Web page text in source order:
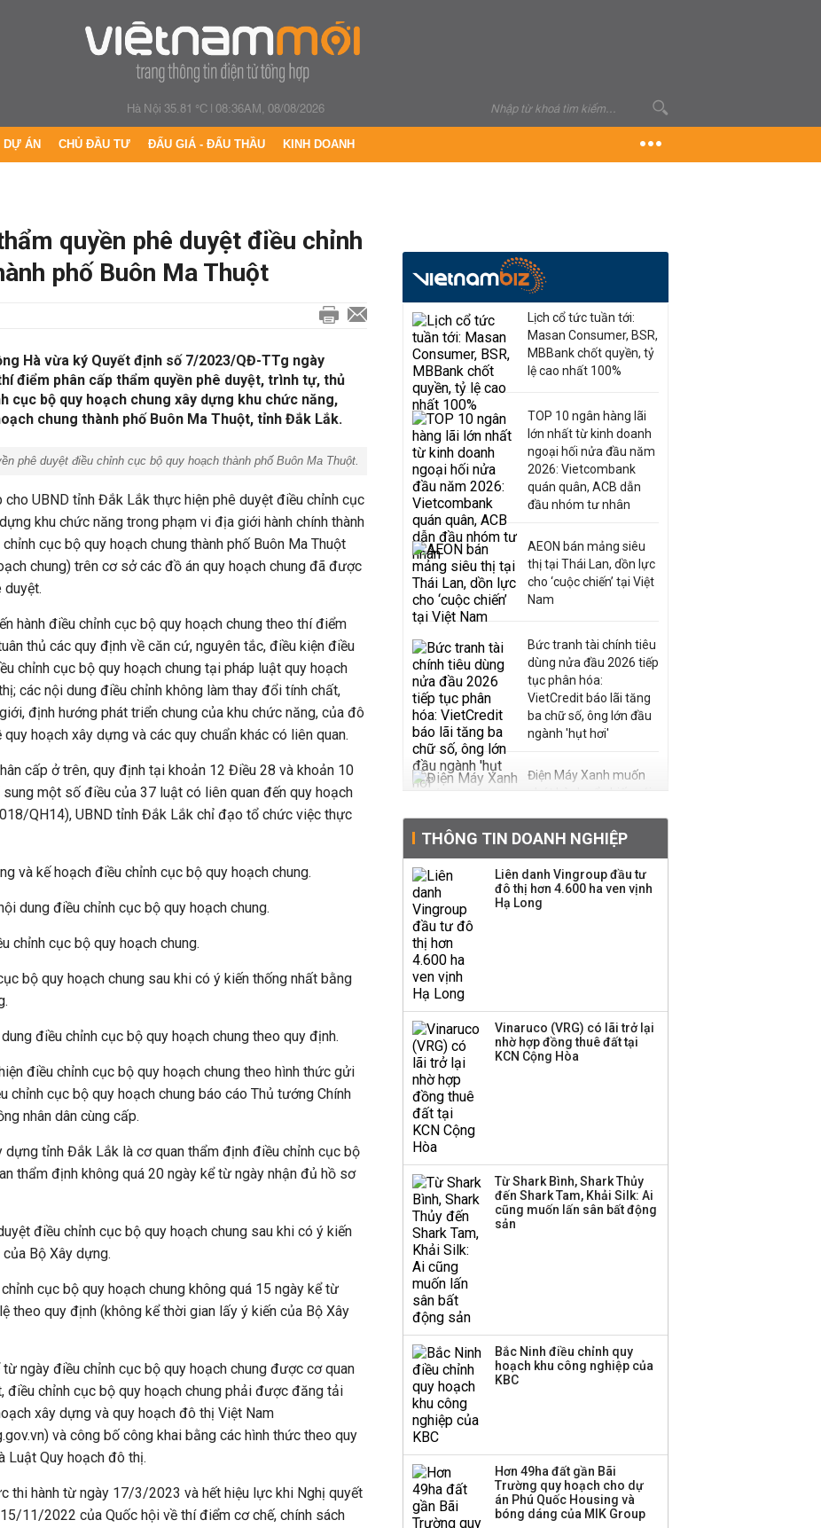
Hà Nội 35.81 °C|08:36AM, 08/08/2026
DỰ ÁN CHỦ ĐẦU TƯ ĐẤU GIÁ - ĐẤU THẦU KINH DOANH
quyền phê duyệt điều chỉnh
phố Buôn Ma Thuột
Hà vừa ký Quyết định số 7/2023/QĐ-TTg ngày
điểm phân cấp thẩm quyền phê duyệt, trình tự, thủ
cục bộ quy hoạch chung xây dựng khu chức năng,
chung thành phố Buôn Ma Thuột, tỉnh Đắk Lắk.
phê duyệt điều chỉnh cục bộ quy hoạch thành phố Buôn Ma Thuột.
cho UBND tỉnh Đắk Lắk thực hiện phê duyệt điều chỉnh cục
khu chức năng trong phạm vi địa giới hành chính thành
cục bộ quy hoạch chung thành phố Buôn Ma Thuột
chung) trên cơ sở các đồ án quy hoạch chung đã được
duyệt.
hành điều chỉnh cục bộ quy hoạch chung theo thí điểm
thủ các quy định về căn cứ, nguyên tắc, điều kiện điều
chỉnh cục bộ quy hoạch chung tại pháp luật quy hoạch
các nội dung điều chỉnh không làm thay đổi tính chất,
định hướng phát triển chung của khu chức năng, của đô
hoạch xây dựng và các quy chuẩn khác có liên quan.
cấp ở trên, quy định tại khoản 12 Điều 28 và khoản 10
một số điều của 37 luật có liên quan đến quy hoạch
QH14), UBND tỉnh Đắk Lắk chỉ đạo tổ chức việc thực
và kế hoạch điều chỉnh cục bộ quy hoạch chung.
dung điều chỉnh cục bộ quy hoạch chung.
chỉnh cục bộ quy hoạch chung.
bộ quy hoạch chung sau khi có ý kiến thống nhất bằng
điều chỉnh cục bộ quy hoạch chung theo quy định.
điều chỉnh cục bộ quy hoạch chung theo hình thức gửi
chỉnh cục bộ quy hoạch chung báo cáo Thủ tướng Chính
nhân dân cùng cấp.
dựng tỉnh Đắk Lắk là cơ quan thẩm định điều chỉnh cục bộ
thẩm định không quá 20 ngày kể từ ngày nhận đủ hồ sơ
điều chỉnh cục bộ quy hoạch chung sau khi có ý kiến
Bộ Xây dựng.
cục bộ quy hoạch chung không quá 15 ngày kể từ
theo quy định (không kể thời gian lấy ý kiến của Bộ Xây
từ ngày điều chỉnh cục bộ quy hoạch chung được cơ quan
điều chỉnh cục bộ quy hoạch chung phải được đăng tải
xây dựng và quy hoạch đô thị Việt Nam
và công bố công khai bằng các hình thức theo quy
Luật Quy hoạch đô thị.
thi hành từ ngày 17/3/2023 và hết hiệu lực khi Nghị quyết
11/2022 của Quốc hội về thí điểm cơ chế, chính sách
Lịch cổ tức tuần tới:
Masan Consumer, BSR,
MBBank chốt quyền, tỷ
lệ cao nhất 100%
TOP 10 ngân hàng lãi
lớn nhất từ kinh doanh
ngoại hối nửa đầu năm
2026: Vietcombank
quán quân, ACB dẫn
đầu nhóm tư nhân
AEON bán mảng siêu
thị tại Thái Lan, dồn lực
cho ‘cuộc chiến’ tại Việt
Nam
Bức tranh tài chính tiêu
dùng nửa đầu 2026 tiếp
tục phân hóa:
VietCredit báo lãi tăng
ba chữ số, ông lớn đầu
ngành 'hụt hơi'
Điện Máy Xanh muốn
phát hành cổ phiếu với
Sau nhịp điều chỉnh
mạnh, CTCK nhìn thấy
cơ hội ở nhóm cổ phiếu
thanh lý toàn bộ cửa
hàng
Công ty 100 tỷ của
Huấn Hoa Hồng bỗng
dưng ‘biến mất’, một
THÔNG TIN DOANH NGHIỆP
Liên danh Vingroup đầu tư
đô thị hơn 4.600 ha ven vịnh
Hạ Long
Vinaruco (VRG) có lãi trở lại
nhờ hợp đồng thuê đất tại
KCN Cộng Hòa
Từ Shark Bình, Shark Thủy
đến Shark Tam, Khải Silk: Ai
cũng muốn lấn sân bất động
sản
Bắc Ninh điều chỉnh quy
hoạch khu công nghiệp của
KBC
Hơn 49ha đất gần Bãi
Trường quy hoạch cho dự
án Phú Quốc Housing và
bóng dáng của MIK Group